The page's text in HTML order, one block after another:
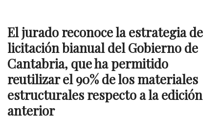
El jurado reconoce la estrategia de
licitación bianual del Gobierno de
Cantabria, que ha permitido
reutilizar el 90% de los materiales
estructurales respecto a la edición
anterior